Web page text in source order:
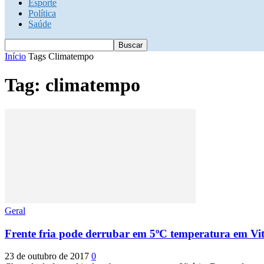
Esporte
Política
Saúde
Início Tags Climatempo
Tag: climatempo
Geral
Frente fria pode derrubar em 5ºC temperatura em
23 de outubro de 2017 0